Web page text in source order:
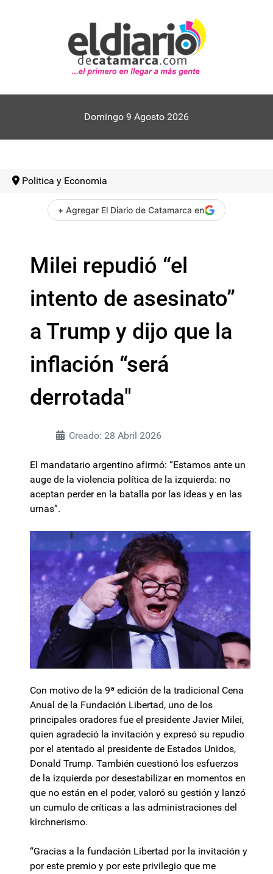
Domingo 9 Agosto 2026
Politica y Economia
+ Agregar El Diario de Catamarca en
Milei repudió “el
intento de asesinato”
a Trump y dijo que la
inflación “será
derrotada"
Creado: 28 Abril 2026
El mandatario argentino afirmó: “Estamos ante un
auge de la violencia política de la izquierda: no
aceptan perder en la batalla por las ideas y en las
urnas”.
Con motivo de la 9ª edición de la tradicional Cena
Anual de la Fundación Libertad, uno de los
principales oradores fue el presidente Javier Milei,
quien agradeció la invitación y expresó su repudio
por el atentado al presidente de Estados Unidos,
Donald Trump. También cuestionó los esfuerzos
de la izquierda por desestabilizar en momentos en
que no están en el poder, valoró su gestión y lanzó
un cumulo de críticas a las administraciones del
kirchnerismo.
“Gracias a la fundación Libertad por la invitación y
por este premio y por este privilegio que me